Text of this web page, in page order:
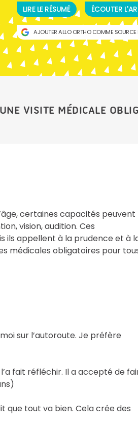
LIRE LE RÉSUMÉ ÉCOUTER
AJOUTER ALLO ORTHO COMME SOURCE
VISITE MÉDICALE
certaines capacités peuvent
vision, audition. Ces
ils appellent à la prudence et à
médicales obligatoires pour
sur l’autoroute. Je préfère
fait réfléchir. Il a accepté de
que tout va bien. Cela crée des